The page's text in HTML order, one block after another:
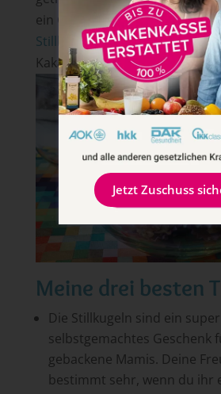
ein Genuss. Wie wäre es mit
Stillkugelnmit Haselnuss,
Kakao?!
Meine drei besten
Die Stillkugeln sind ein
selbstgemachtes Geschenk
gebackene Mamis. Deine
bestimmt sehr, wenn du ihr
Jetzt Zuschuss